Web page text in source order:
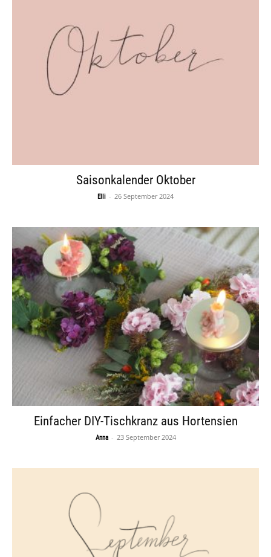
Saisonkalender Oktober
Elli - 26 September 2024
Einfacher DIY-Tischkranz aus Hortensien
Anna - 23 September 2024